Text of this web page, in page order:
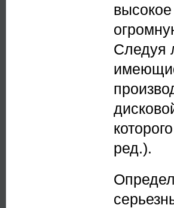
Следуя
ред.).